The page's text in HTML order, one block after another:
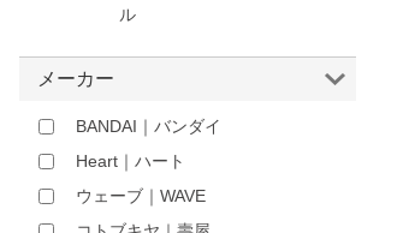
ル
メーカー
BANDAI｜バンダイ
Heart｜ハート
ウェーブ｜WAVE